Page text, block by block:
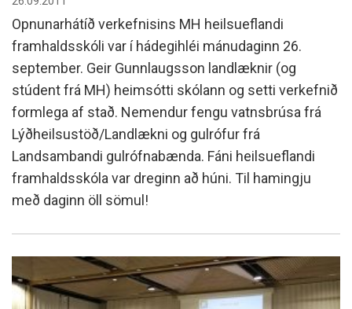
Opnunarhátíð verkefnisins MH heilsueflandi
framhaldsskóli var í hádegihléi mánudaginn 26.
september. Geir Gunnlaugsson landlæknir (og
stúdent frá MH) heimsótti skólann og setti verkefnið
formlega af stað. Nemendur fengu vatnsbrúsa frá
Lýðheilsustöð/Landlækni og gulrófur frá
Landsambandi gulrófnabænda. Fáni heilsueflandi
framhaldsskóla var dreginn að húni. Til hamingju
með daginn öll sömul!